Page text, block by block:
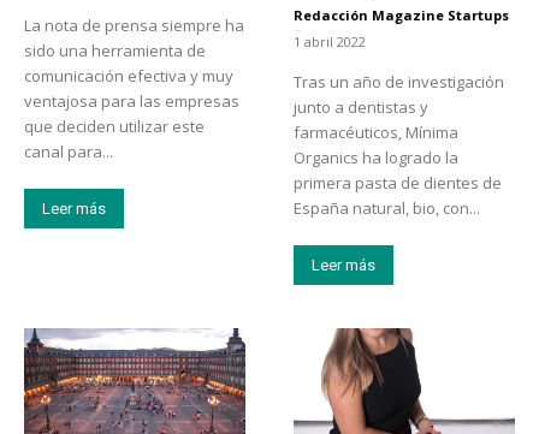
La nota de prensa siempre ha
sido una herramienta de
comunicación efectiva y muy
ventajosa para las empresas
que deciden utilizar este
canal para...
Leer más
Redacción Magazine Startups
-
1 abril 2022
Tras un año de investigación
junto a dentistas y
farmacéuticos, Mínima
Organics ha logrado la
primera pasta de dientes de
España natural, bio, con...
Leer más